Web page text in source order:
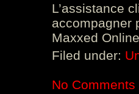
L’assistance
accompagner
Maxxed
Filed under:
No Comments